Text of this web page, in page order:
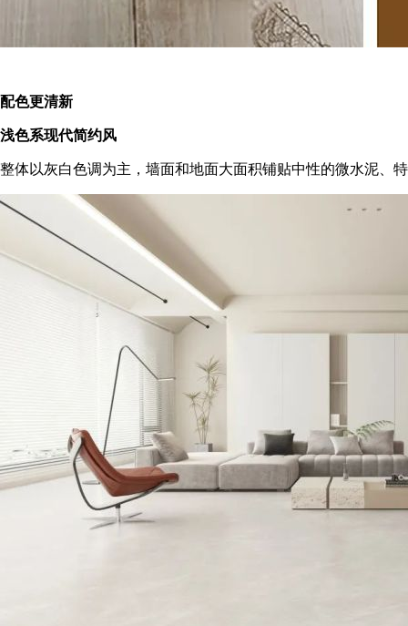
配色更清新
浅色系现代简约风
整体以灰白色调为主，墙面和地面大面积铺贴中性的微水泥、